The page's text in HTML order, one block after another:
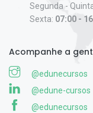
Segunda -
Sexta: 07:00 -
Acompanhe a
@edunecursos
@edune-cursos
@edunecursos